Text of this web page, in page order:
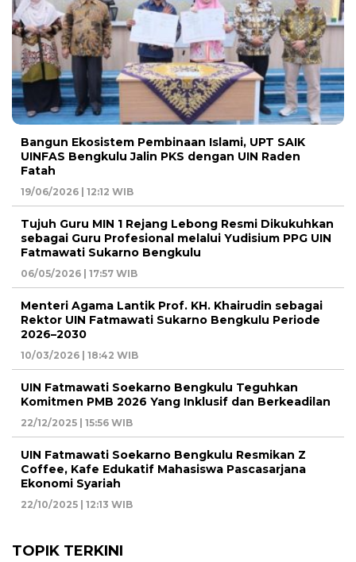
Bangun Ekosistem Pembinaan Islami, UPT SAIK
UINFAS Bengkulu Jalin PKS dengan UIN Raden
Fatah
19/06/2026 | 12:12 WIB
Tujuh Guru MIN 1 Rejang Lebong Resmi Dikukuhkan
sebagai Guru Profesional melalui Yudisium PPG UIN
Fatmawati Sukarno Bengkulu
06/05/2026 | 17:57 WIB
Menteri Agama Lantik Prof. KH. Khairudin sebagai
Rektor UIN Fatmawati Sukarno Bengkulu Periode
2026–2030
10/03/2026 | 18:42 WIB
UIN Fatmawati Soekarno Bengkulu Teguhkan
Komitmen PMB 2026 Yang Inklusif dan Berkeadilan
22/12/2025 | 15:56 WIB
UIN Fatmawati Soekarno Bengkulu Resmikan Z
Coffee, Kafe Edukatif Mahasiswa Pascasarjana
Ekonomi Syariah
22/10/2025 | 12:13 WIB
TOPIK TERKINI